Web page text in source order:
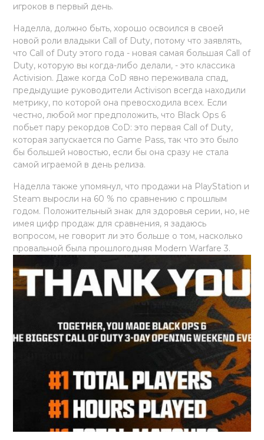
игроков в первый день.
Наделла, должно быть, хорошо освоился в своей
новой роли владыки Call of Duty, потому что заявлять,
что Call of Duty этого года - новая самая большая Call of
Duty, которую вы когда-либо делали, - это классика
Activision. Даже когда CoD явно переживала спад,
предыдущие руководители Activison всегда находили
метрику, по которой она превосходила всех. Если
честно, любой мог предположить, что Black Ops 6
побьет пару рекордов CoD: это первая Call of Duty,
которая запускается по Game Pass, так что это было
бы большей новостью, если бы она сразу не стала
самой играемой в день релиза.
Наделла также упомянул, что продажи на PlayStation и
Steam выросли на 60 % по сравнению с прошлым
годом. Положительный знак для здоровья серии, но, не
имея цифр продаж для сравнения, я задаюсь
вопросом, не говорит ли это больше о том, насколько
провальной была прошлогодняя Modern Warfare 3.